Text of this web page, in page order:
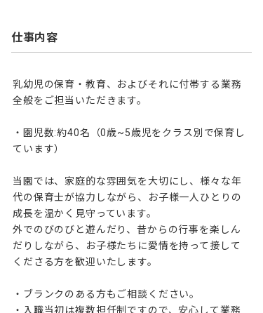
仕事内容
乳幼児の保育・教育、およびそれに付帯する業務
全般をご担当いただきます。
・園児数:約40名（0歳~5歳児をクラス別で保育し
ています）
当園では、家庭的な雰囲気を大切にし、様々な年
代の保育士が協力しながら、お子様一人ひとりの
成長を温かく見守っています。
外でのびのびと遊んだり、昔からの行事を楽しん
だりしながら、お子様たちに愛情を持って接して
くださる方を歓迎いたします。
・ブランクのある方もご相談ください。
・入職当初は複数担任制ですので、安心して業務